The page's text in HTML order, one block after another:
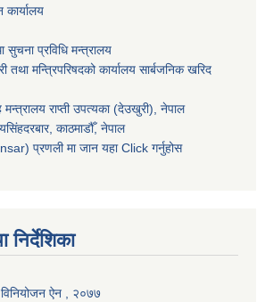
सुचना प्रविधि मन्त्रालय
तथा मन्त्रिपरिषदको कार्यालय सार्बजनिक खरिद
राप्ती उपत्यका (देउखुरी), नेपाल
काठमाडौँ, नेपाल
प्रणली मा जान यहा Click गर्नुहोस
विनियोजन ऐन , २०७७